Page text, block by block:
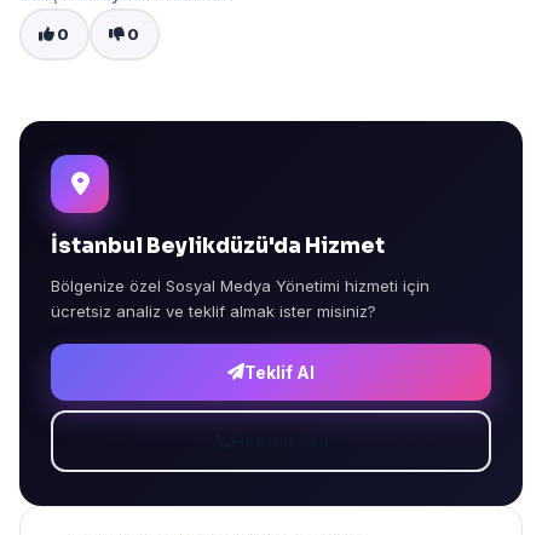
0 0
İstanbul Beylikdüzü'da Hizmet
Bölgenize özel Sosyal Medya Yönetimi hizmeti için
ücretsiz analiz ve teklif almak ister misiniz?
Teklif Al